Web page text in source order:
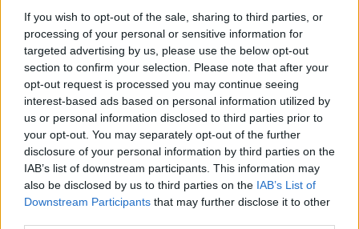
If you wish to opt-out of the sale, sharing to third parties, or
processing of your personal or sensitive information for
targeted advertising by us, please use the below opt-out
section to confirm your selection. Please note that after your
opt-out request is processed you may continue seeing
interest-based ads based on personal information utilized by
us or personal information disclosed to third parties prior to
your opt-out. You may separately opt-out of the further
disclosure of your personal information by third parties on the
IAB’s list of downstream participants. This information may
also be disclosed by us to third parties on the IAB’s List of
Downstream Participants that may further disclose it to other
TMO: Brendon Pickerill (New Zealand)